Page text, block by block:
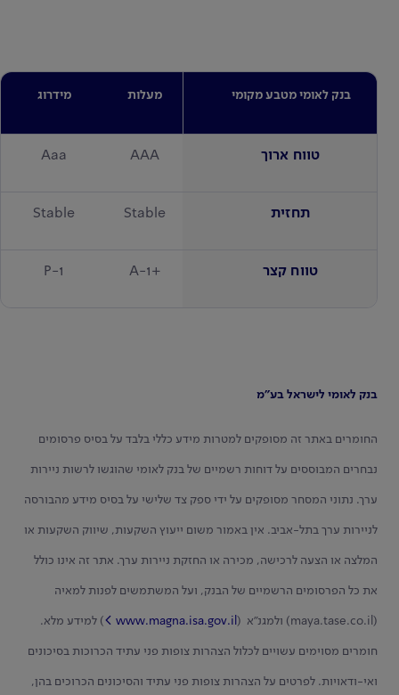
בנק לאומי מטבע מקומי מעלות מידרוג
טווח ארוך AAA
Aaa
תחזית Stable
Stable
טווח קצר +A-1
P-1
בנק לאומי לישראל בע"מ
החומרים באתר זה מסופקים למטרות מידע כללי בלבד על בסיס פרסומים
נבחרים המבוססים על דוחות רשמיים של בנק לאומי שהוגשו לרשות ניירות
ערך. נתוני המסחר מסופקים על ידי ספק צד שלישי על בסיס מידע מהבורסה
לניירות ערך בתל-אביב. אין באמור משום ייעוץ השקעות, שיווק השקעות או
המלצה או הצעה לרכישה, מכירה או החזקת ניירות ערך. אתר זה אינו כולל
את כל הפרסומים הרשמיים של הבנק, ועל המשתמשים לפנות למאיה
(maya.tase.co.il) ולמגנ"א ( www.magna.isa.gov.il ) למידע מלא.
חומרים מסוימים עשויים לכלול הצהרות צופות פני עתיד הכרוכות בסיכונים
ואי-ודאויות. לפרטים על הצהרות צופות פני עתיד והסיכונים הכרוכים בהן,